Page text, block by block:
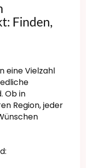
Finden,
eine Vielzahl
Ob in
Region, jeder